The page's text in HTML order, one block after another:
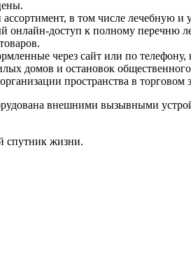
в том числе лечебную
онлайн-доступ к полному перечню
через сайт или по
домов и остановок общественного
пространства в торговом
внешними вызывными
спутник жизни.